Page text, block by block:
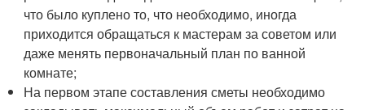
что было куплено то, что необходимо, иногда
приходится обращаться к мастерам за советом или
даже менять первоначальный план по ванной
комнате;
На первом этапе составления сметы необходимо